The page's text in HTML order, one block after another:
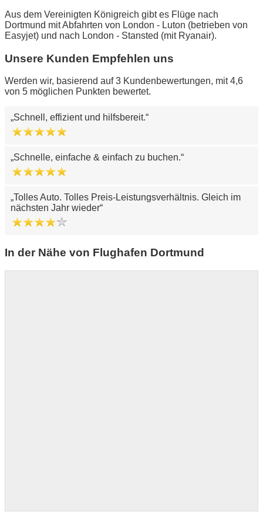
Aus dem Vereinigten Königreich gibt es Flüge nach
Dortmund mit Abfahrten von London - Luton (betrieben von
Easyjet) und nach London - Stansted (mit Ryanair).
Unsere Kunden Empfehlen uns
Werden wir, basierend auf 3 Kundenbewertungen, mit 4,6
von 5 möglichen Punkten bewertet.
Schnell, effizient und hilfsbereit.
Schnelle, einfache & einfach zu buchen.
Tolles Auto. Tolles Preis-Leistungsverhältnis. Gleich im
nächsten Jahr wieder
In der Nähe von Flughafen Dortmund